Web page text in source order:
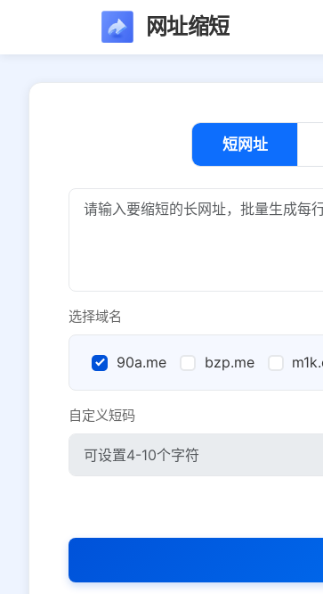
网址缩短
短网址
选择域名
90a.me bzp.me
自定义短码
社交平台 电商平台
选择防红平台类型，避免链接被拦截